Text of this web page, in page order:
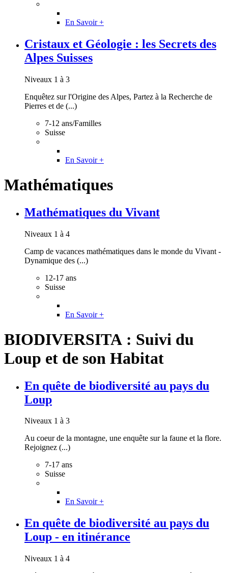
En Savoir +
Cristaux et Géologie : les Secrets des
Alpes Suisses
Niveaux 1 à 3
Enquêtez sur l'Origine des Alpes, Partez à la Recherche de
Pierres et de (...)
7-12 ans/Familles
Suisse
En Savoir +
Mathématiques
Mathématiques du Vivant
Niveaux 1 à 4
Camp de vacances mathématiques dans le monde du Vivant -
Dynamique des (...)
12-17 ans
Suisse
En Savoir +
BIODIVERSITA : Suivi du
Loup et de son Habitat
En quête de biodiversité au pays du
Loup
Niveaux 1 à 3
Au coeur de la montagne, une enquête sur la faune et la flore.
Rejoignez (...)
7-17 ans
Suisse
En Savoir +
En quête de biodiversité au pays du
Loup - en itinérance
Niveaux 1 à 4